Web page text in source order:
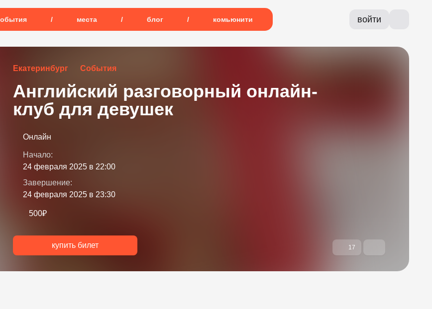
/ места / блог / комьюнити войти
Екатеринбург События
Английский разговорный онлайн-
клуб для девушек
купить билет 17
Онлайн
Начало:
24 февраля 2025 в 22:00
Завершение:
24 февраля 2025 в 23:30
500₽